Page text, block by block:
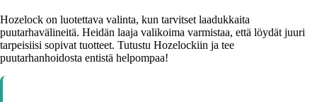
Hozelock on luotettava valinta, kun tarvitset laadukkaita
puutarhavälineitä. Heidän laaja valikoima varmistaa, että löydät juuri
tarpeisiisi sopivat tuotteet. Tutustu Hozelockiin ja tee
puutarhanhoidosta entistä helpompaa!